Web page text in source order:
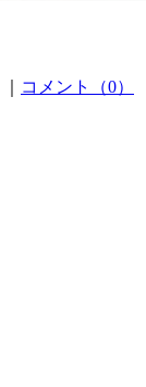
コメント（0）